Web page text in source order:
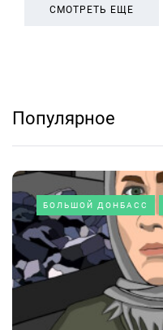
СМОТРЕТЬ ЕЩЕ
Популярное
БОЛЬШОЙ ДОНБАСС